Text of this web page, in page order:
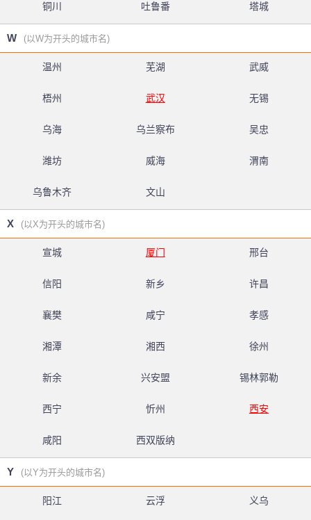
铜川 吐鲁番 塔城
W (以W为开头的城市名)
温州 芜湖 武威
梧州 武汉 无锡
乌海 乌兰察布 吴忠
潍坊 威海 渭南
乌鲁木齐 文山
X (以X为开头的城市名)
宣城 厦门 邢台
信阳 新乡 许昌
襄樊 咸宁 孝感
湘潭 湘西 徐州
新余 兴安盟 锡林郭勒
西宁 忻州 西安
咸阳 西双版纳
Y (以Y为开头的城市名)
阳江 云浮 义乌